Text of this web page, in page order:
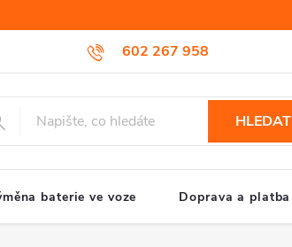
602 267 958
osobních údajů Reklamační řád
HLEDAT
baterie ve voze Doprava a platba